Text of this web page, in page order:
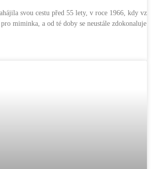
svou cestu před 55 lety, v roce 1966, kdy
miminka, a od té doby se neustále zdokonaluje.